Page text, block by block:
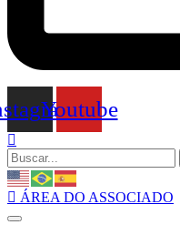
Youtube
ÁREA DO ASSOCIADO